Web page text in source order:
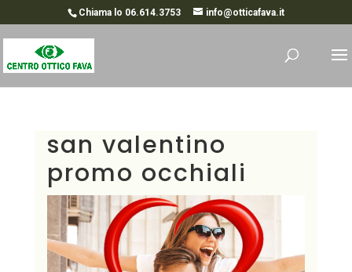
Chiama lo 06.614.3753 info@otticafava.it
san valentino
promo occhiali